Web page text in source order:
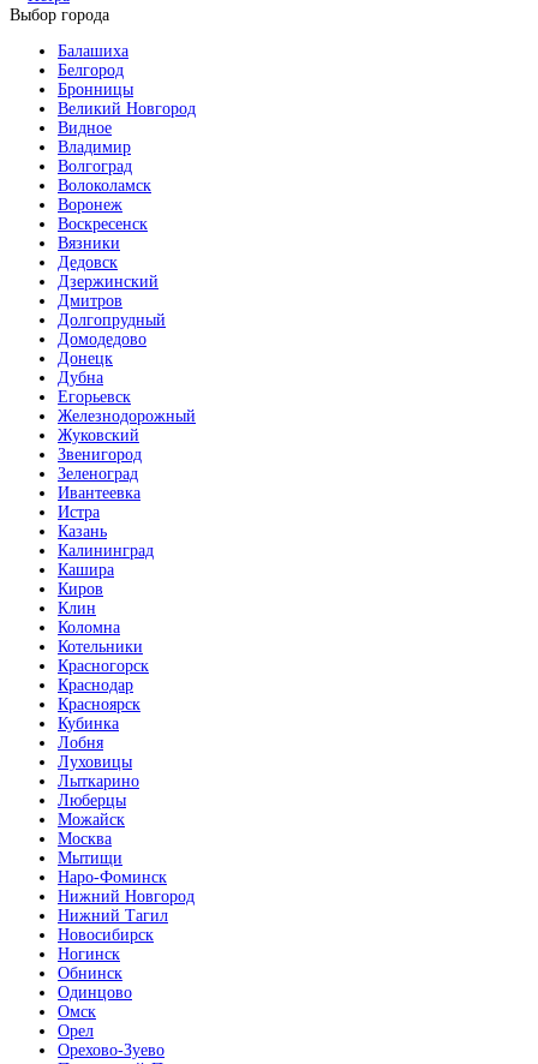
Выбор города
Балашиха
Белгород
Бронницы
Великий Новгород
Видное
Владимир
Волгоград
Волоколамск
Воронеж
Воскресенск
Вязники
Дедовск
Дзержинский
Дмитров
Долгопрудный
Домодедово
Донецк
Дубна
Егорьевск
Железнодорожный
Жуковский
Звенигород
Зеленоград
Ивантеевка
Истра
Казань
Калининград
Кашира
Киров
Клин
Коломна
Котельники
Красногорск
Краснодар
Красноярск
Кубинка
Лобня
Луховицы
Лыткарино
Люберцы
Можайск
Москва
Мытищи
Наро-Фоминск
Нижний Новгород
Нижний Тагил
Новосибирск
Ногинск
Обнинск
Одинцово
Омск
Орел
Орехово-Зуево